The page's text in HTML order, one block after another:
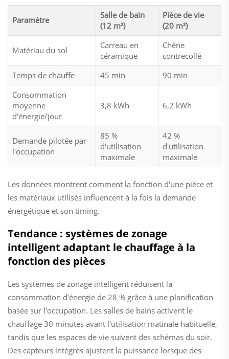
Paramètre
Salle de bain
(12 m²)
Pièce de vie
(20 m²)
Matériau du sol
Carreau en
céramique
Chêne
contrecollé
Temps de chauffe
45 min
90 min
Consommation
moyenne
d'énergie/jour
3,8 kWh 6,2 kWh
Demande pilotée par
l'occupation
85 %
d'utilisation
maximale
42 %
d'utilisation
maximale
Les données montrent comment la fonction d'une pièce et
les matériaux utilisés influencent à la fois la demande
énergétique et son timing.
Tendance : systèmes de zonage
intelligent adaptant le chauffage à la
fonction des pièces
Les systèmes de zonage intelligent réduisent la
consommation d'énergie de 28 % grâce à une planification
basée sur l'occupation. Les salles de bains activent le
chauffage 30 minutes avant l'utilisation matinale habituelle,
tandis que les espaces de vie suivent des schémas du soir.
Des capteurs intégrés ajustent la puissance lorsque des